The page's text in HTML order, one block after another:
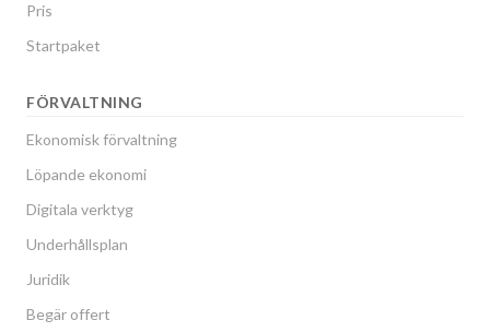
Pris
Startpaket
FÖRVALTNING
Ekonomisk förvaltning
Löpande ekonomi
Digitala verktyg
Underhållsplan
Juridik
Begär offert